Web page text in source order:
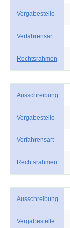
Vergabestelle
Verfahrensart
Rechtsrahmen
Ausschreibung
Vergabestelle
Verfahrensart
Rechtsrahmen
Ausschreibung
Vergabestelle